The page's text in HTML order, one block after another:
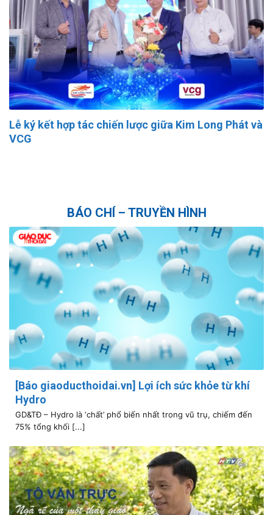
Lễ ký kết hợp tác chiến lược giữa Kim Long Phát và
VCG
BÁO CHÍ – TRUYỀN HÌNH
[Báo giaoducthoidai.vn] Lợi ích sức khỏe từ khí
Hydro
GD&TĐ – Hydro là ‘chất’ phổ biến nhất trong vũ trụ, chiếm đến
75% tổng khối [...]